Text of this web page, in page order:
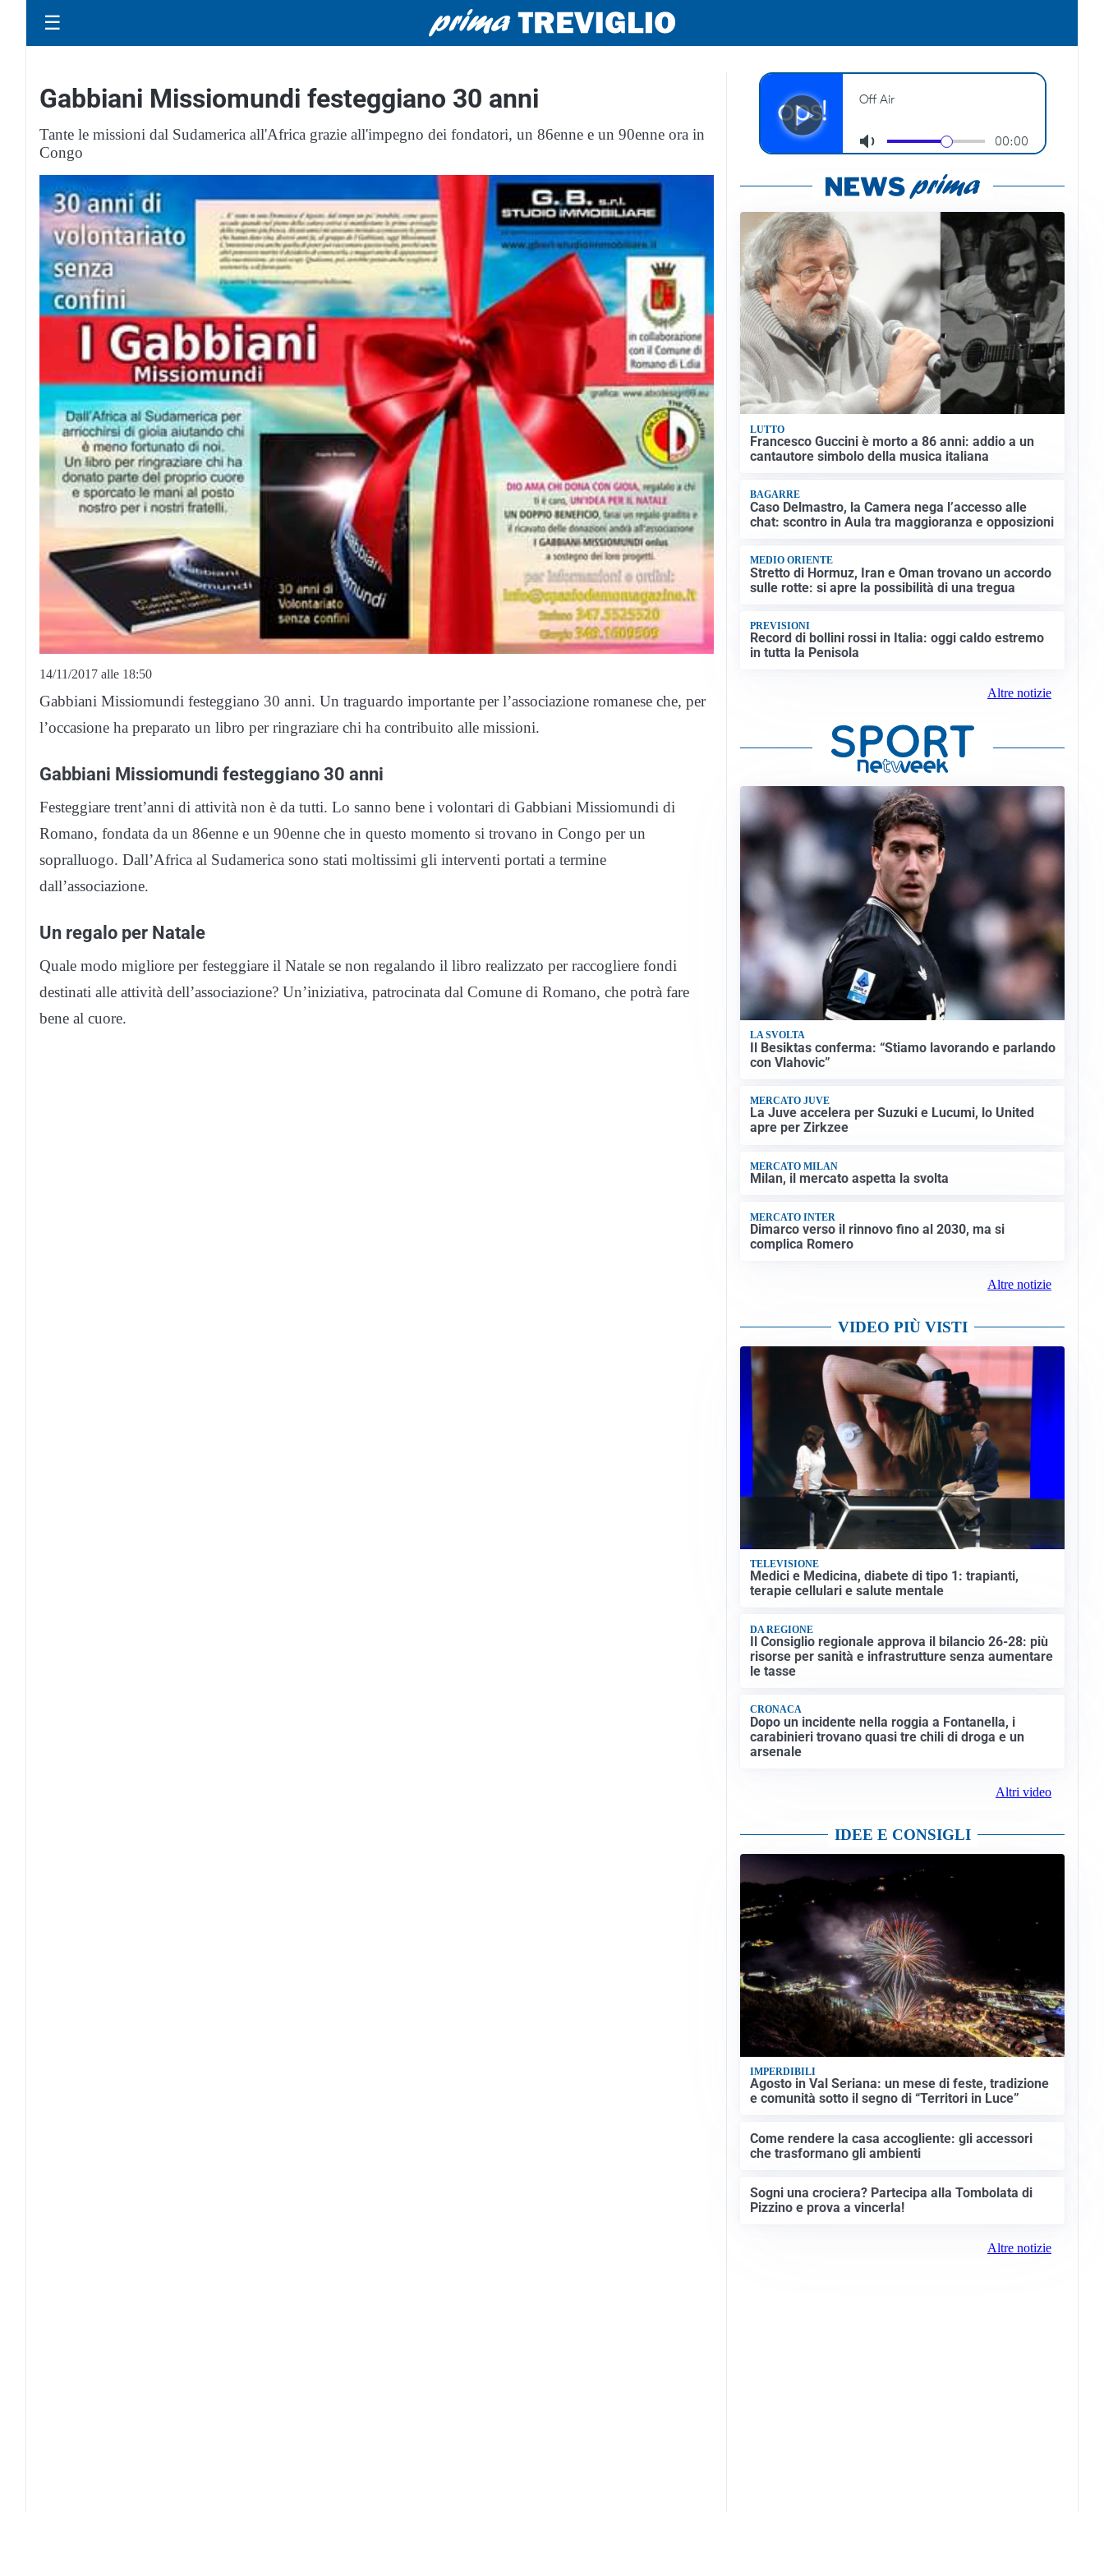
☰
Gabbiani Missiomundi festeggiano 30 anni
Tante le missioni dal Sudamerica all'Africa grazie all'impegno dei fondatori, un 86enne e un 90enne ora in
Congo
14/11/2017 alle 18:50
Gabbiani Missiomundi festeggiano 30 anni. Un traguardo importante per l’associazione romanese che, per
l’occasione ha preparato un libro per ringraziare chi ha contribuito alle missioni.
Gabbiani Missiomundi festeggiano 30 anni
Festeggiare trent’anni di attività non è da tutti. Lo sanno bene i volontari di Gabbiani Missiomundi di
Romano, fondata da un 86enne e un 90enne che in questo momento si trovano in Congo per un
sopralluogo. Dall’Africa al Sudamerica sono stati moltissimi gli interventi portati a termine
dall’associazione.
Un regalo per Natale
Quale modo migliore per festeggiare il Natale se non regalando il libro realizzato per raccogliere fondi
destinati alle attività dell’associazione? Un’iniziativa, patrocinata dal Comune di Romano, che potrà fare
bene al cuore.
LUTTO
Francesco Guccini è morto a 86 anni: addio a un
cantautore simbolo della musica italiana
BAGARRE
Caso Delmastro, la Camera nega l’accesso alle
chat: scontro in Aula tra maggioranza e opposizioni
MEDIO ORIENTE
Stretto di Hormuz, Iran e Oman trovano un accordo
sulle rotte: si apre la possibilità di una tregua
PREVISIONI
Record di bollini rossi in Italia: oggi caldo estremo
in tutta la Penisola
Altre notizie
LA SVOLTA
Il Besiktas conferma: “Stiamo lavorando e parlando
con Vlahovic”
MERCATO JUVE
La Juve accelera per Suzuki e Lucumi, lo United
apre per Zirkzee
MERCATO MILAN
Milan, il mercato aspetta la svolta
MERCATO INTER
Dimarco verso il rinnovo fino al 2030, ma si
complica Romero
Altre notizie
VIDEO PIÙ VISTI
TELEVISIONE
Medici e Medicina, diabete di tipo 1: trapianti,
terapie cellulari e salute mentale
DA REGIONE
Il Consiglio regionale approva il bilancio 26-28: più
risorse per sanità e infrastrutture senza aumentare
le tasse
CRONACA
Dopo un incidente nella roggia a Fontanella, i
carabinieri trovano quasi tre chili di droga e un
arsenale
Altri video
IDEE E CONSIGLI
IMPERDIBILI
Agosto in Val Seriana: un mese di feste, tradizione
e comunità sotto il segno di “Territori in Luce”
Come rendere la casa accogliente: gli accessori
che trasformano gli ambienti
Sogni una crociera? Partecipa alla Tombolata di
Pizzino e prova a vincerla!
Altre notizie